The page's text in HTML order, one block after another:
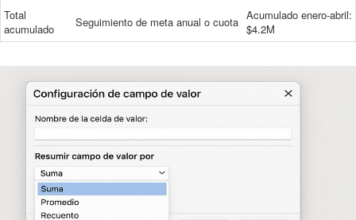
Total
acumulado
Seguimiento de meta anual o cuota Acumulado enero-abril:
$4.2M